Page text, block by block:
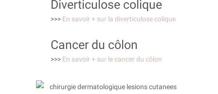
Diverticulose colique
>>> En savoir + sur la diverticulose colique
Cancer du côlon
>>> En savoir + sur le cancer du côlon